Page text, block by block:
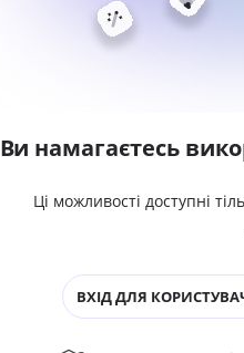
Ви намагаєтесь
Ці можливості доступні
ВХІД ДЛЯ